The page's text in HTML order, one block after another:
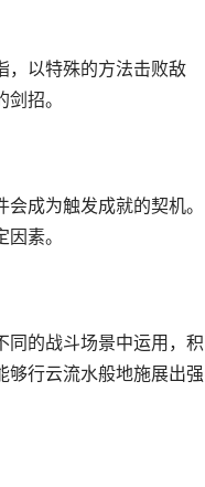
，以特殊的方法击败敌
招。
成为触发成就的契机。
素。
同的战斗场景中运用，积
够行云流水般地施展出强